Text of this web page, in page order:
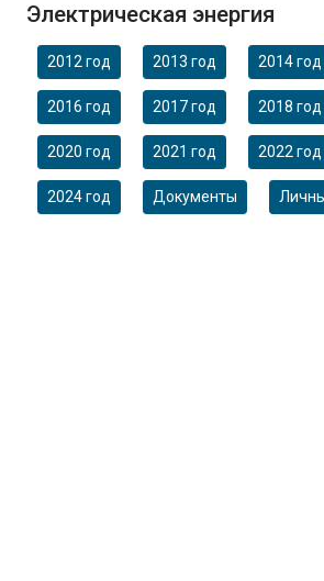
Электрическая энергия
2012 год 2013 год 2014 год
2016 год 2017 год 2018 год
2020 год 2021 год 2022 год
2024 год Документы